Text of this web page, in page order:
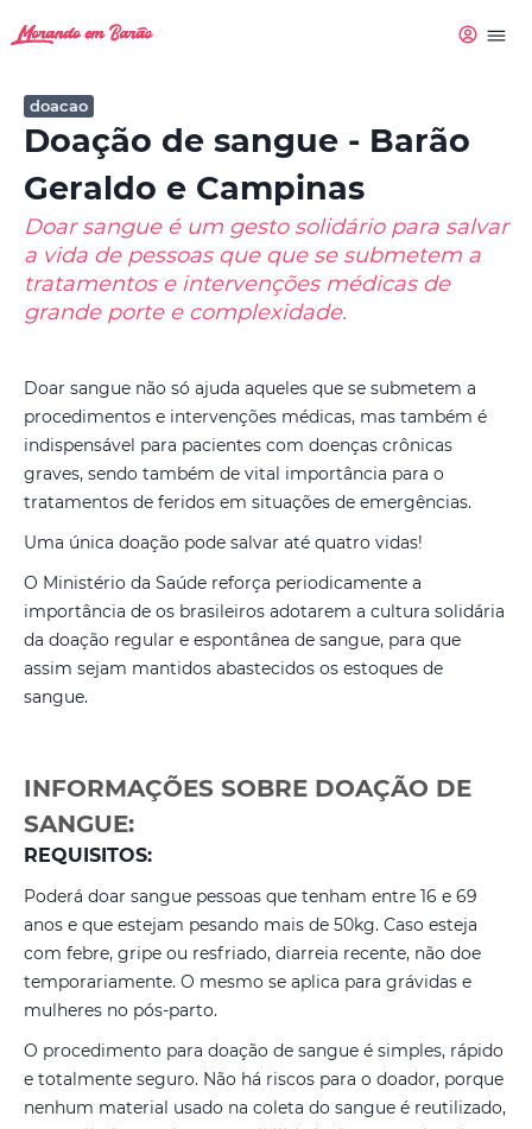
doacao
Doação de sangue - Barão
Geraldo e Campinas
Doar sangue é um gesto solidário para salvar
a vida de pessoas que que se submetem a
tratamentos e intervenções médicas de
grande porte e complexidade.
Doar sangue não só ajuda aqueles que se submetem a
procedimentos e intervenções médicas, mas também é
indispensável para pacientes com doenças crônicas
graves, sendo também de vital importância para o
tratamentos de feridos em situações de emergências.
Uma única doação pode salvar até quatro vidas!
O Ministério da Saúde reforça periodicamente a
importância de os brasileiros adotarem a cultura solidária
da doação regular e espontânea de sangue, para que
assim sejam mantidos abastecidos os estoques de
sangue.
INFORMAÇÕES SOBRE DOAÇÃO DE
SANGUE:
REQUISITOS:
Poderá doar sangue pessoas que tenham entre 16 e 69
anos e que estejam pesando mais de 50kg. Caso esteja
com febre, gripe ou resfriado, diarreia recente, não doe
temporariamente. O mesmo se aplica para grávidas e
mulheres no pós-parto.
O procedimento para doação de sangue é simples, rápido
e totalmente seguro. Não há riscos para o doador, porque
nenhum material usado na coleta do sangue é reutilizado,